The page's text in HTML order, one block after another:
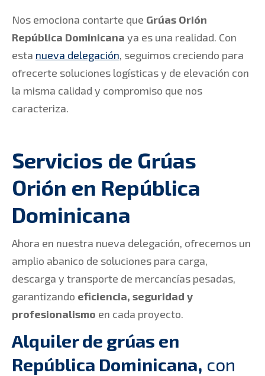
Nos emociona contarte que Grúas Orión
República Dominicana ya es una realidad. Con
esta nueva delegación, seguimos creciendo para
ofrecerte soluciones logísticas y de elevación con
la misma calidad y compromiso que nos
caracteriza.
Servicios de Grúas
Orión en República
Dominicana
Ahora en nuestra nueva delegación, ofrecemos un
amplio abanico de soluciones para carga,
descarga y transporte de mercancías pesadas,
garantizando eficiencia, seguridad y
profesionalismo en cada proyecto.
Alquiler de grúas en
República Dominicana, con